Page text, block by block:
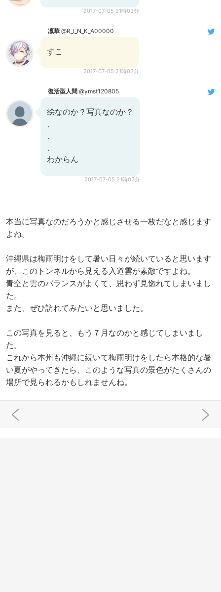
2017-07-05 21時03分
凜華 @R_I_N_K_A00000
すこ
2017-07-05 21時03分
復活型人間 @ymst120805
絵なのか？写真なのか？
、
、
、
わからん
2017-07-05 21時02分
本当に写真なのだろうかと感じさせる一枚だなと感じます
よね。
沖縄県は梅雨明けをして暑い日々が続いていると思います
が、このトンネルから見える入道雲が素敵ですよね。
青空と雲のバランスがよくて、思わず見惚れてしまいまし
た。
また、ぜひ訪れてみたいと思いました。
この写真を見ると、もう７月なのかと感じてしまいまし
た。
これから本州も沖縄に続いて梅雨明けをしたら本格的な暑
い夏がやってきたら、このような写真の景色がたくさんの
場所で見られるかもしれませんね。